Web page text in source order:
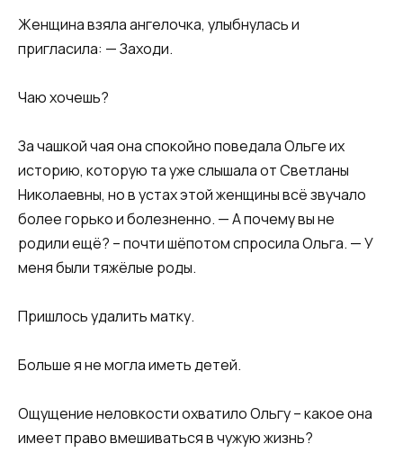
Женщина взяла ангелочка, улыбнулась и
пригласила: — Заходи.
Чаю хочешь?
За чашкой чая она спокойно поведала Ольге их
историю, которую та уже слышала от Светланы
Николаевны, но в устах этой женщины всё звучало
более горько и болезненно. — А почему вы не
родили ещё? – почти шёпотом спросила Ольга. — У
меня были тяжёлые роды.
Пришлось удалить матку.
Больше я не могла иметь детей.
Ощущение неловкости охватило Ольгу – какое она
имеет право вмешиваться в чужую жизнь?